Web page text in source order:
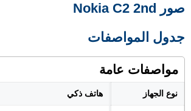
صور Nokia C2 2nd
جدول المواصفات
مواصفات عامة
نوع الجهاز هاتف ذكي